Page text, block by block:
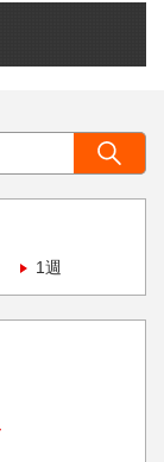
1週